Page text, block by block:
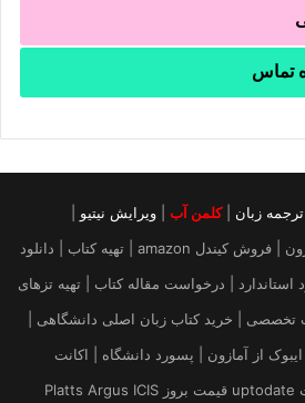
تماس
ترجمه زبان |کلمن آب ویرایش نیتیو
دانلود مقاله | خرید کتاب آمازون | فروش کیندل amazon | تهیه کتاب | دانلود
استاندارد | درخواست مقاله کتاب | تهیه تزهای
تخصصی | خرید کتاب زبان اصلی دانشگاهی |
از آمازون | پسورد دانشگاه | اکانت